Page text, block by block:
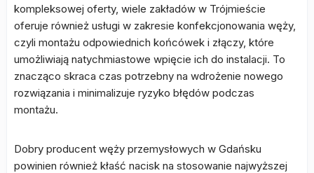
kompleksowej oferty, wiele zakładów w Trójmieście
oferuje również usługi w zakresie konfekcjonowania węży,
czyli montażu odpowiednich końcówek i złączy, które
umożliwiają natychmiastowe wpięcie ich do instalacji. To
znacząco skraca czas potrzebny na wdrożenie nowego
rozwiązania i minimalizuje ryzyko błędów podczas
montażu.
Dobry producent węży przemysłowych w Gdańsku
powinien również kłaść nacisk na stosowanie najwyższej